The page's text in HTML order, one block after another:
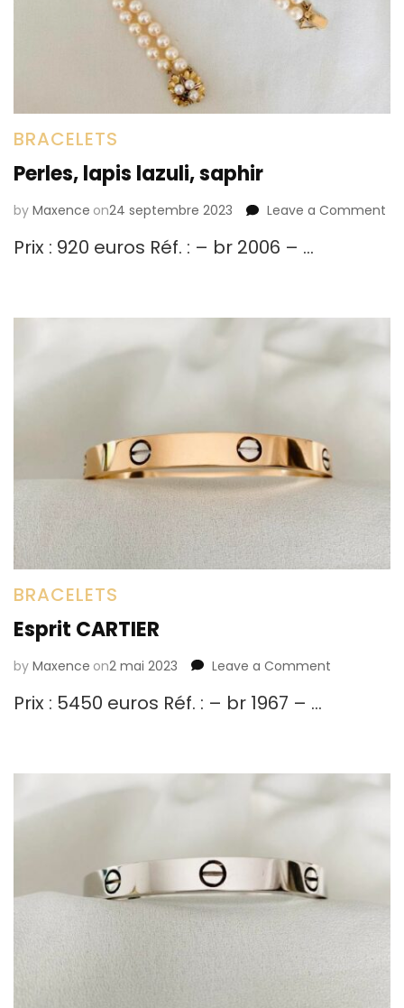
BRACELETS
Perles, lapis lazuli, saphir
by Maxence on24 septembre 2023 Leave a Comment
Prix : 920 euros Réf. : – br 2006 – …
BRACELETS
Esprit CARTIER
by Maxence on2 mai 2023 Leave a Comment
Prix : 5450 euros Réf. : – br 1967 – …